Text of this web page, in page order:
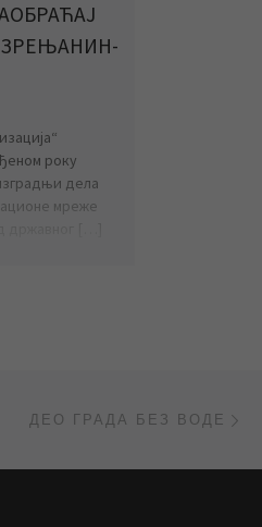
року
дела
мреже
ДЕО ГРАДА БЕЗ ВОДЕ